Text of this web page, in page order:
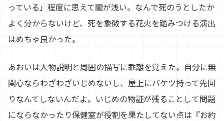
っている」程度に思えて闇が浅い。なんで死のうとしたか
よく分からないけど、死を象徴する花火を踏みつける演出
はめちゃ良かった。
あおいは人物説明と周囲の描写に乖離を覚えた。自分に無
関心ならわざわざいじめないし、屋上にバケツ持って先回
りなんてしないんだよ。いじめの物証が残ることして問題
にならなかったり保健室が役割を果たしてない点は『お約